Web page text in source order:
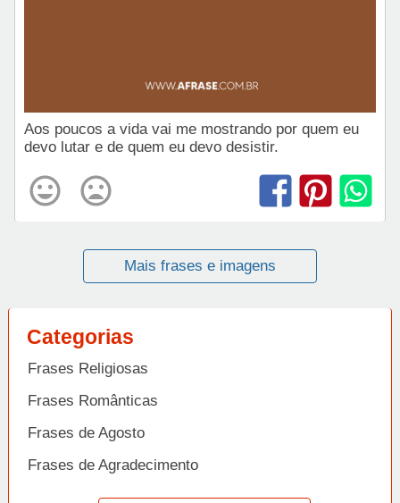
Aos poucos a vida vai me mostrando por quem eu
devo lutar e de quem eu devo desistir.
Mais frases e imagens
Categorias
Frases Religiosas
Frases Românticas
Frases de Agosto
Frases de Agradecimento
Frases de Amizade